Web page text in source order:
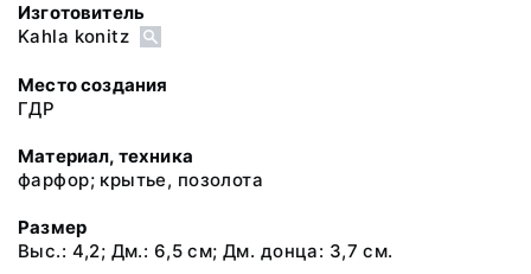
Изготовитель
Kahla konitz
Место создания
ГДР
Материал, техника
фарфор; крытье, позолота
Размер
Выс.: 4,2; Дм.: 6,5 см; Дм. донца: 3,7 см.